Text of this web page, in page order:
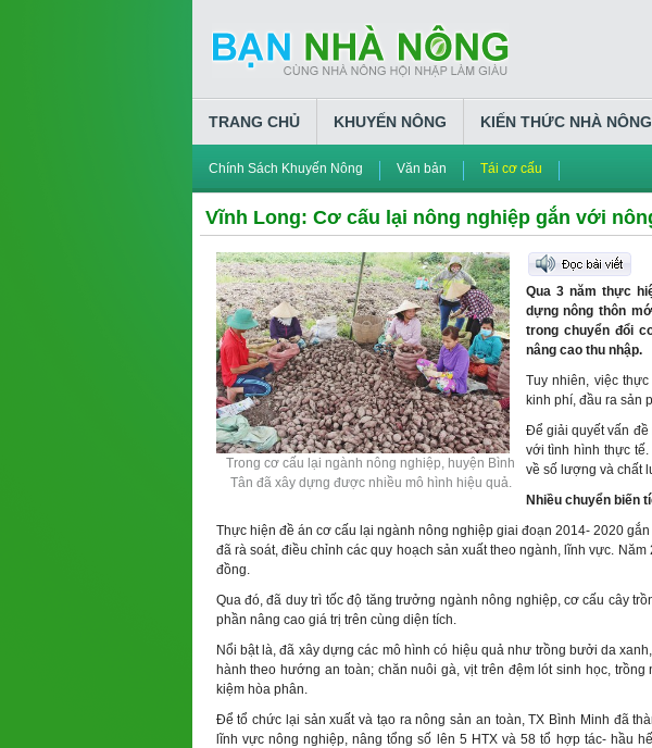
TRANG CHỦ KHUYẾN NÔNG KIẾN THỨC NHÀ NÔNG
Chính Sách Khuyến Nông Văn bản Tái cơ cấu
Vĩnh Long: Cơ cấu lại nông nghiệp gắn với
Trong cơ cấu lại ngành nông nghiệp, huyện Bình
Tân đã xây dựng được nhiều mô hình hiệu quả.
Qua 3 năm thực
dựng nông thôn
trong chuyển đổi
nâng cao thu nhập.
Tuy nhiên, việc
kinh phí, đầu ra sản
Để giải quyết vấn
với tình hình thực
về số lượng và chất
Nhiều chuyển biến
Thực hiện đề án cơ cấu lại ngành nông nghiệp giai đoạn 2014- 2020
đã rà soát, điều chỉnh các quy hoạch sản xuất theo ngành, lĩnh vực.
đồng.
Qua đó, đã duy trì tốc độ tăng trưởng ngành nông nghiệp, cơ cấu cây
phần nâng cao giá trị trên cùng diện tích.
Nổi bật là, đã xây dựng các mô hình có hiệu quả như trồng bưởi da
hành theo hướng an toàn; chăn nuôi gà, vịt trên đệm lót sinh học,
kiệm hòa phân.
Để tổ chức lại sản xuất và tạo ra nông sản an toàn, TX Bình Minh đã
lĩnh vực nông nghiệp, nâng tổng số lên 5 HTX và 58 tổ hợp tác- hầu